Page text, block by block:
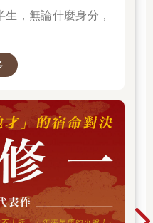
，無論什麼身分，